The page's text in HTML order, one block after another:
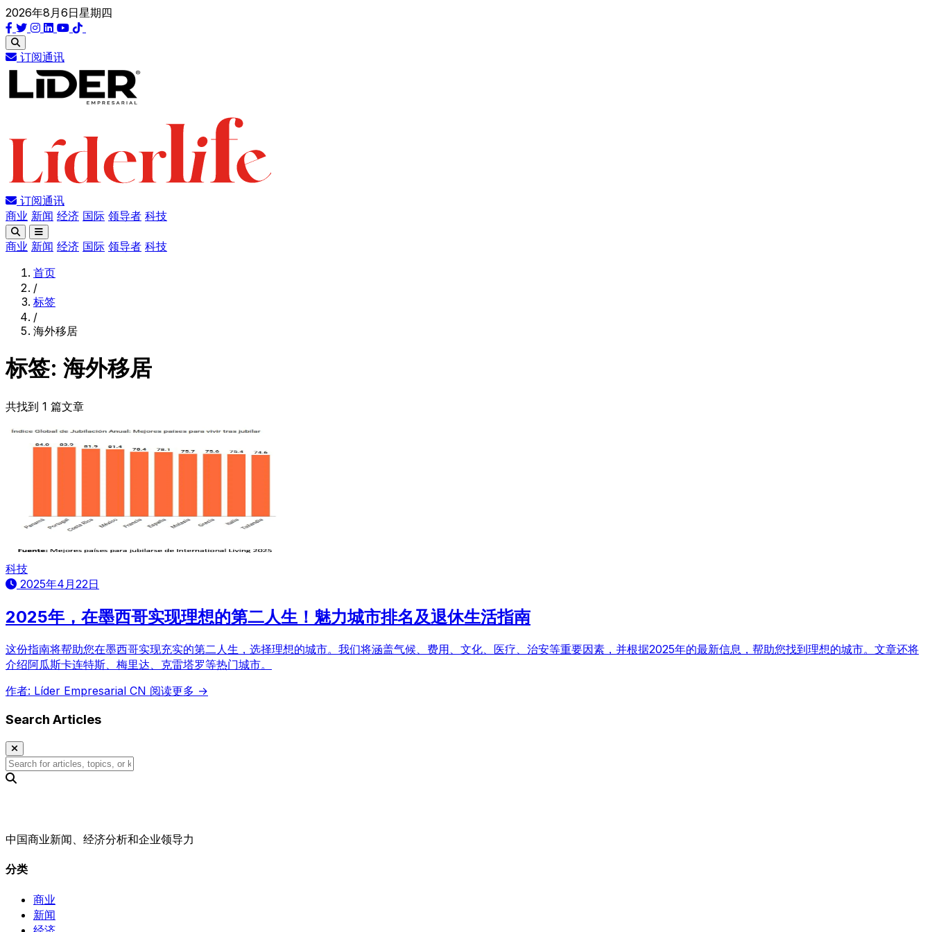
2026年8月6日星期四
订阅通讯
订阅通讯
商业 新闻 经济 国际 领导者 科技
商业 新闻 经济 国际 领导者 科技
首页
/
标签
/
海外移居
标签: 海外移居
共找到 1 篇文章
科技
2025年4月22日
2025年，在墨西哥实现理想的第二人生！魅力城市排名及退休生活指南
这份指南将帮助您在墨西哥实现充实的第二人生，选择理想的城市。我们将涵盖气候、费用、文化、医疗、治安等重要因素，并根据2025年的最新信息，帮助您找到理想的城市。文章还将
介绍阿瓜斯卡连特斯、梅里达、克雷塔罗等热门城市。
作者: Líder Empresarial CN 阅读更多 →
Search Articles
中国商业新闻、经济分析和企业领导力
分类
商业
新闻